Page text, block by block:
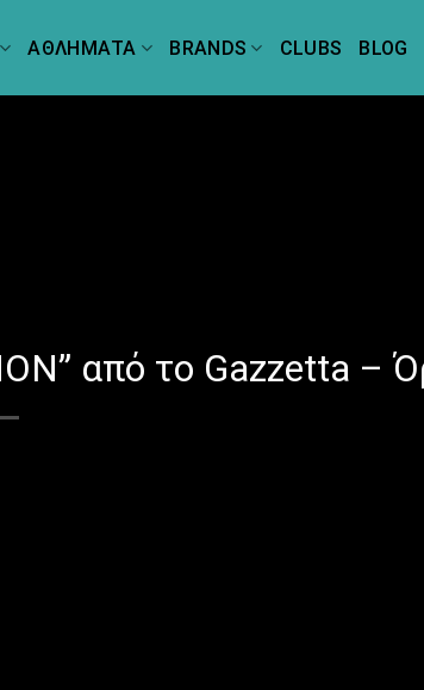
ΑΘΛΗΜΑΤΑ BRANDS CLUBS BLOG
από το Gazzetta –